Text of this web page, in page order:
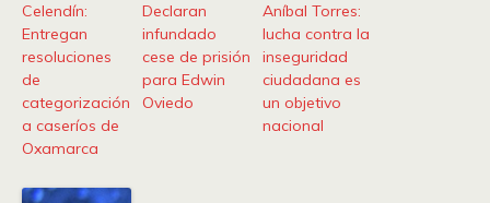
Celendín:
Entregan
resoluciones
de
categorización
a caseríos de
Oxamarca
Declaran
infundado
cese de prisión
para Edwin
Oviedo
Aníbal Torres:
lucha contra la
inseguridad
ciudadana es
un objetivo
nacional